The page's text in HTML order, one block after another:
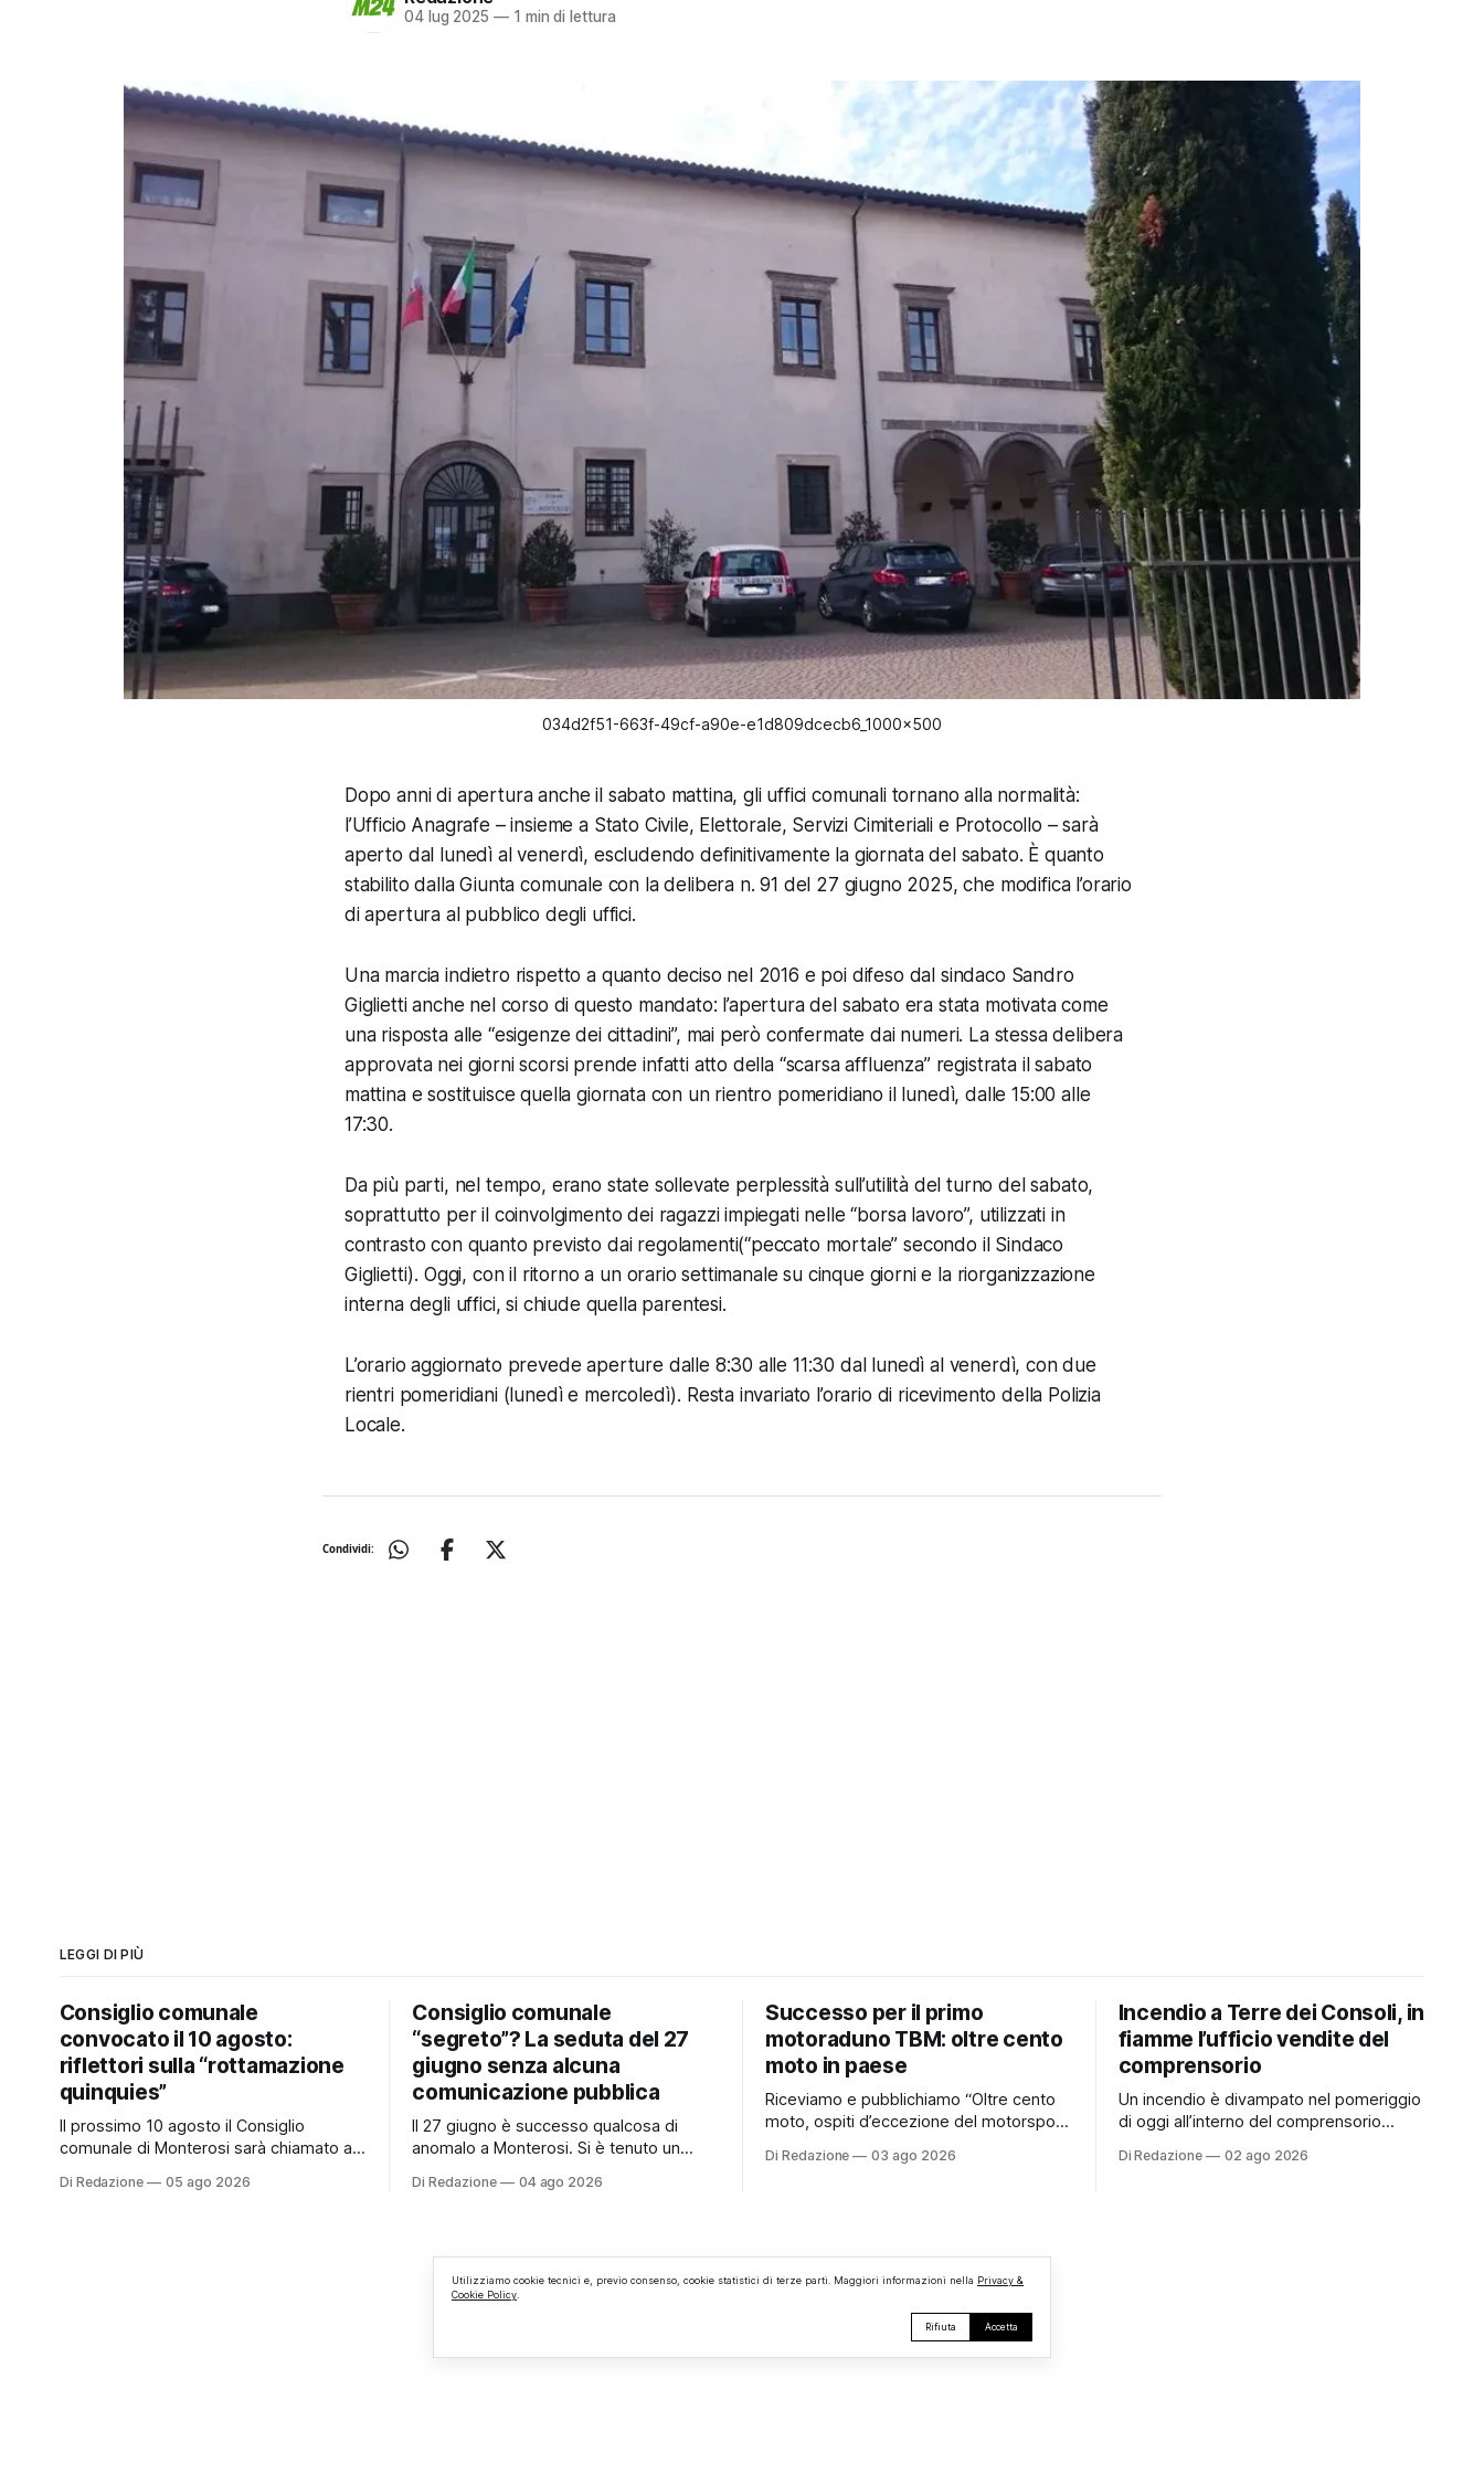
04 lug 2025 —1 min di lettura
034d2f51-663f-49cf-a90e-e1d809dcecb6_1000x500
Dopo anni di apertura anche il sabato mattina, gli uffici comunali tornano alla normalità:
l’Ufficio Anagrafe – insieme a Stato Civile, Elettorale, Servizi Cimiteriali e Protocollo – sarà
aperto dal lunedì al venerdì, escludendo definitivamente la giornata del sabato. È quanto
stabilito dalla Giunta comunale con la delibera n. 91 del 27 giugno 2025, che modifica l’orario
di apertura al pubblico degli uffici.
Una marcia indietro rispetto a quanto deciso nel 2016 e poi difeso dal sindaco Sandro
Giglietti anche nel corso di questo mandato: l’apertura del sabato era stata motivata come
una risposta alle “esigenze dei cittadini”, mai però confermate dai numeri. La stessa delibera
approvata nei giorni scorsi prende infatti atto della “scarsa affluenza” registrata il sabato
mattina e sostituisce quella giornata con un rientro pomeridiano il lunedì, dalle 15:00 alle
17:30.
Da più parti, nel tempo, erano state sollevate perplessità sull’utilità del turno del sabato,
soprattutto per il coinvolgimento dei ragazzi impiegati nelle “borsa lavoro”, utilizzati in
contrasto con quanto previsto dai regolamenti(“peccato mortale” secondo il Sindaco
Giglietti). Oggi, con il ritorno a un orario settimanale su cinque giorni e la riorganizzazione
interna degli uffici, si chiude quella parentesi.
L’orario aggiornato prevede aperture dalle 8:30 alle 11:30 dal lunedì al venerdì, con due
rientri pomeridiani (lunedì e mercoledì). Resta invariato l’orario di ricevimento della Polizia
Locale.
Condividi:
LEGGI DI PIÙ
Consiglio comunale
convocato il 10 agosto:
riflettori sulla “rottamazione
quinquies”
Il prossimo 10 agosto il Consiglio
comunale di Monterosi sarà chiamato a
incidere concretamente sulle tasche di
Di Redazione 05 ago 2026
Consiglio comunale
“segreto”? La seduta del 27
giugno senza alcuna
comunicazione pubblica
Il 27 giugno è successo qualcosa di
anomalo a Monterosi. Si è tenuto un
a quanto verificato da Monterosi24, non
Un’anomalia che merita spiegazioni. Il
Consiglio comunale è, per sua natura,
un’assemblea
Di Redazione 04 ago 2026
Successo per il primo
motoraduno TBM: oltre cento
moto in paese
Riceviamo e pubblichiamo “Oltre cento
moto, ospiti d’eccezione del motorsport
hanno caratterizzato il primo
richiamando appassionati delle due
ruote da tutto il Lazio e dalle regioni
Di Redazione 03 ago 2026
Incendio a Terre dei Consoli, in
fiamme l’ufficio vendite del
comprensorio
Un incendio è divampato nel pomeriggio
di oggi all’interno del comprensorio
informazioni, ad essere interessata dalle
Di Redazione 02 ago 2026
Utilizziamo cookie tecnici e, previo consenso, cookie statistici di terze parti. Maggiori informazioni nella Privacy &
Cookie Policy
Rifiuta Accetta